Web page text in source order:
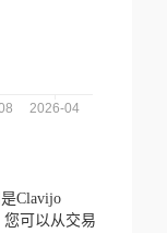
是Clavijo
您可以从交易